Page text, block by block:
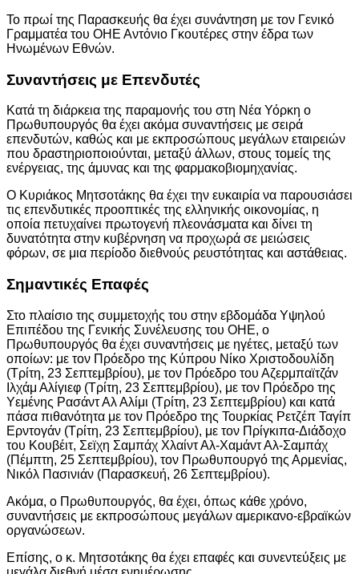
Το πρωί της Παρασκευής θα έχει συνάντηση με τον Γενικό
Γραμματέα του ΟΗΕ Αντόνιο Γκουτέρες στην έδρα των
Ηνωμένων Εθνών.
Συναντήσεις με Επενδυτές
Κατά τη διάρκεια της παραμονής του στη Νέα Υόρκη ο
Πρωθυπουργός θα έχει ακόμα συναντήσεις με σειρά
επενδυτών, καθώς και με εκπροσώπους μεγάλων εταιρειών
που δραστηριοποιούνται, μεταξύ άλλων, στους τομείς της
ενέργειας, της άμυνας και της φαρμακοβιομηχανίας.
Ο Κυριάκος Μητσοτάκης θα έχει την ευκαιρία να παρουσιάσει
τις επενδυτικές προοπτικές της ελληνικής οικονομίας, η
οποία πετυχαίνει πρωτογενή πλεονάσματα και δίνει τη
δυνατότητα στην κυβέρνηση να προχωρά σε μειώσεις
φόρων, σε μια περίοδο διεθνούς ρευστότητας και αστάθειας.
Σημαντικές Επαφές
Στο πλαίσιο της συμμετοχής του στην εβδομάδα Υψηλού
Επιπέδου της Γενικής Συνέλευσης του ΟΗΕ, ο
Πρωθυπουργός θα έχει συναντήσεις με ηγέτες, μεταξύ των
οποίων: με τον Πρόεδρο της Κύπρου Νίκο Χριστοδουλίδη
(Τρίτη, 23 Σεπτεμβρίου), με τον Πρόεδρο του Αζερμπαϊτζάν
Iλχάμ Αλίγιεφ (Τρίτη, 23 Σεπτεμβρίου), με τον Πρόεδρο της
Υεμένης Ρασάντ Αλ Αλίμι (Τρίτη, 23 Σεπτεμβρίου) και κατά
πάσα πιθανότητα με τον Πρόεδρο της Τουρκίας Ρετζέπ Ταγίπ
Ερντογάν (Τρίτη, 23 Σεπτεμβρίου), με τον Πρίγκιπα-Διάδοχο
του Κουβέιτ, Σεϊχη Σαμπάχ Χλαίντ Αλ-Χαμάντ Αλ-Σαμπάχ
(Πέμπτη, 25 Σεπτεμβρίου), τον Πρωθυπουργό της Αρμενίας,
Νικόλ Πασινιάν (Παρασκευή, 26 Σεπτεμβρίου).
Ακόμα, ο Πρωθυπουργός, θα έχει, όπως κάθε χρόνο,
συναντήσεις με εκπροσώπους μεγάλων αμερικανο-εβραϊκών
οργανώσεων.
Επίσης, ο κ. Μητσοτάκης θα έχει επαφές και συνεντεύξεις με